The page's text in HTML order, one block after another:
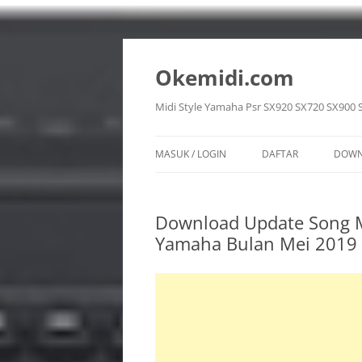
Langsung
Okemidi.com
Midi Style Yamaha Psr SX920 SX720 SX900
MASUK / LOGIN DAFTAR
Download Update Song
Yamaha Bulan Mei 2019